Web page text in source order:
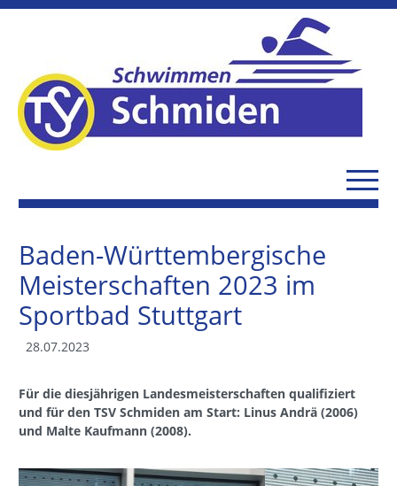
Baden-Württembergische
Meisterschaften 2023 im
Sportbad Stuttgart
28.07.2023
Für die diesjährigen Landesmeisterschaften qualifiziert
und für den TSV Schmiden am Start: Linus Andrä (2006)
und Malte Kaufmann (2008).